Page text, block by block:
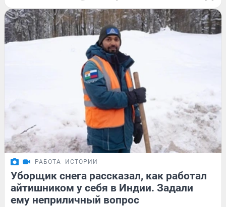
РАБОТА ИСТОРИИ
Уборщик снега рассказал, как работал
айтишником у себя в Индии. Задали
ему неприличный вопрос